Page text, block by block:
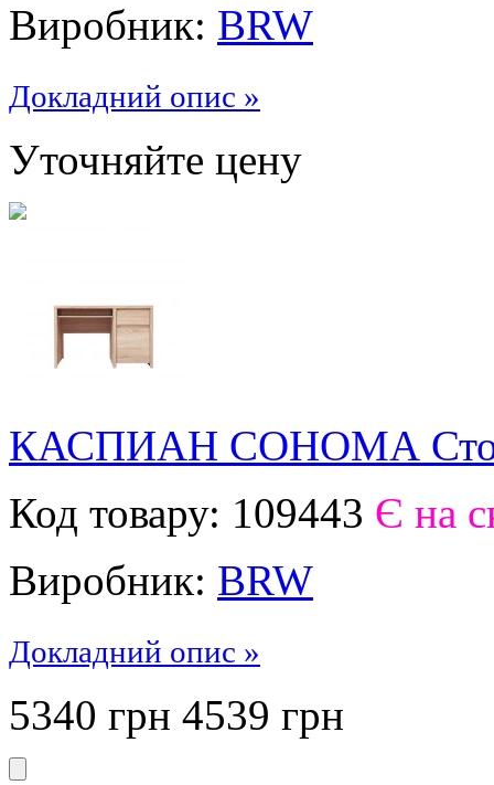
Виробник: BRW
Докладний опис »
Уточняйте цену
КАСПИАН СОНОМА Стол
Код товару: 109443 Є на
Виробник: BRW
Докладний опис »
5340 грн 4539 грн